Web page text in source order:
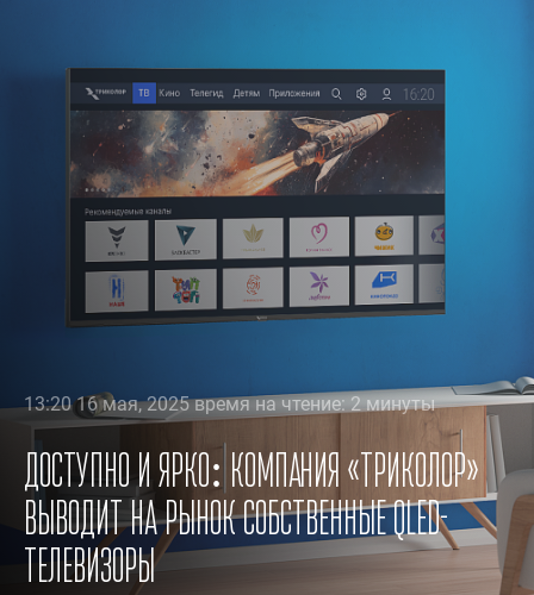
13:20 16 мая, 2025 время на чтение: 2 минуты
Доступно и ярко: компания «Триколор»
выводит на рынок собственные QLED-
телевизоры